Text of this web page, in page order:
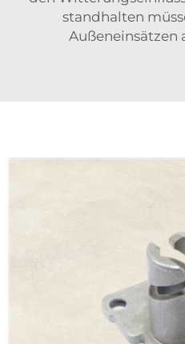
standhalten
Außeneinsätzen